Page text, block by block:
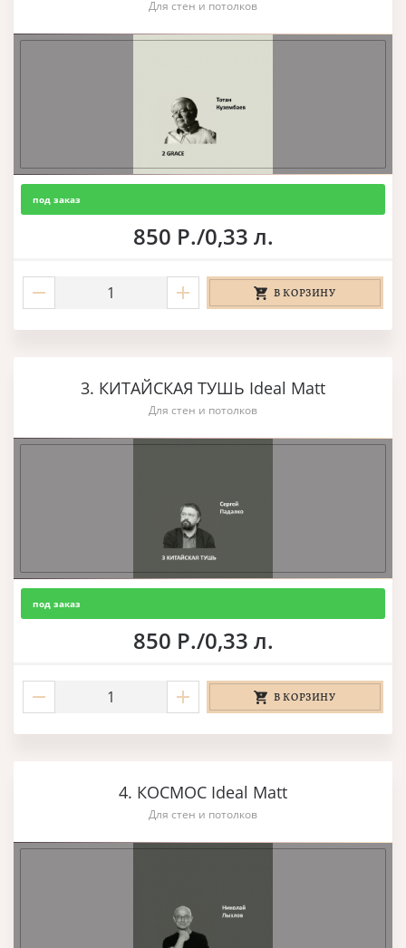
Для стен и потолков
под заказ
850 Р./0,33 л.
В КОРЗИНУ
3. КИТАЙСКАЯ ТУШЬ Ideal Matt
Для стен и потолков
под заказ
850 Р./0,33 л.
В КОРЗИНУ
4. КОСМОС Ideal Matt
Для стен и потолков